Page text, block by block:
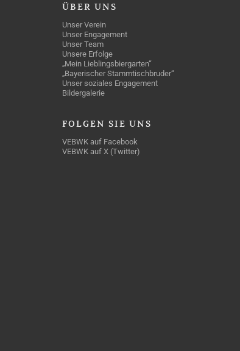
ÜBER UNS
Unser Verein
Unser Engagement
Unser Team
Unsere Erfolge
„Mein Lieblingsbiergarten“
„Bayerischer Stammtischbruder“
Unser soziales Engagement
Bildergalerie
FOLGEN SIE UNS
VEBWK auf Facebook
VEBWK auf X (Twitter)